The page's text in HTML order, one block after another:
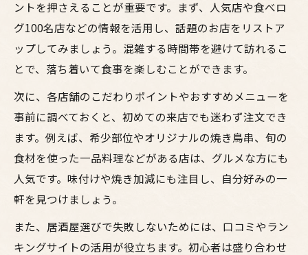
ントを押さえることが重要です。まず、人気店や食べロ
グ100名店などの情報を活用し、話題のお店をリストア
ップしてみましょう。混雑する時間帯を避けて訪れるこ
とで、落ち着いて食事を楽しむことができます。
次に、各店舗のこだわりポイントやおすすめメニューを
事前に調べておくと、初めての来店でも迷わず注文でき
ます。例えば、希少部位やオリジナルの焼き鳥串、旬の
食材を使った一品料理などがある店は、グルメな方にも
人気です。味付けや焼き加減にも注目し、自分好みの一
軒を見つけましょう。
また、居酒屋選びで失敗しないためには、口コミやラン
キングサイトの活用が役立ちます。初心者は盛り合わせ